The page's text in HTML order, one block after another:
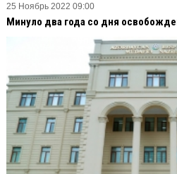
25 Ноябрь 2022 09:00
Минуло два года со дня